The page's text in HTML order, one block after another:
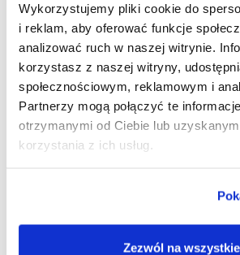
Wykorzystujemy pliki cookie do
i reklam, aby oferować funkcje
analizować ruch w naszej witrynie.
korzystasz z naszej witryny,
społecznościowym, reklamowym i
Partnerzy mogą połączyć te
otrzymanymi od Ciebie lub
korzystania z ich usług.
Zezwól na wszystkie
Soczewki kolorowe
Freshlook One Day 10 szt.
Cena
54,89 zł